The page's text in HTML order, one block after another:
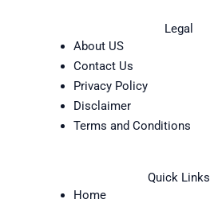
Legal
About US
Contact Us
Privacy Policy
Disclaimer
Terms and Conditions
Quick Links
Home